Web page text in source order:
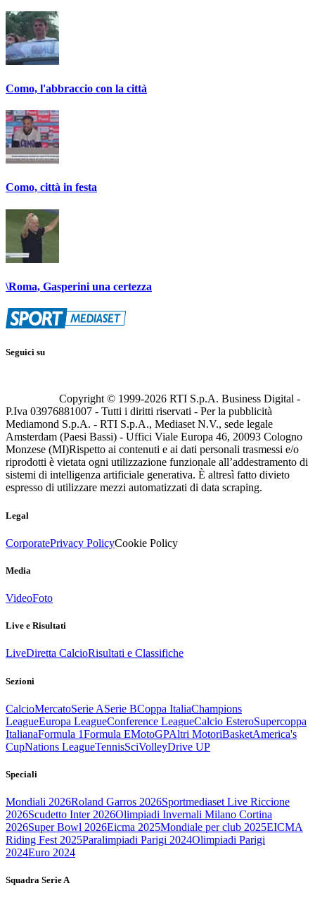
Como, l'abbraccio con la città
Como, città in festa
\Roma, Gasperini una certezza
Seguici su
Copyright © 1999-2026 RTI S.p.A. Business Digital -
P.Iva 03976881007 - Tutti i diritti riservati - Per la pubblicità
Mediamond S.p.A. - RTI S.p.A., Mediaset N.V., sede legale
Amsterdam (Paesi Bassi) - Uffici Viale Europa 46, 20093 Cologno
Monzese (MI)Rispetto ai contenuti e ai dati personali trasmessi e/o
riprodotti è vietata ogni utilizzazione funzionale all’addestramento di
sistemi di intelligenza artificiale generativa. È altresì fatto divieto
espresso di utilizzare mezzi automatizzati di data scraping.
Legal
CorporatePrivacy PolicyCookie Policy
Media
VideoFoto
Live e Risultati
LiveDiretta CalcioRisultati e Classifiche
Sezioni
CalcioMercatoSerie ASerie BCoppa ItaliaChampions
LeagueEuropa LeagueConference LeagueCalcio EsteroSupercoppa
ItalianaFormula 1Formula EMotoGPAltri MotoriBasketAmerica's
CupNations LeagueTennisSciVolleyDrive UP
Speciali
Mondiali 2026Roland Garros 2026Sportmediaset Live Riccione
2026Scudetto Inter 2026Olimpiadi Invernali Milano Cortina
2026Super Bowl 2026Eicma 2025Mondiale per club 2025EICMA
Riding Fest 2025Paralimpiadi Parigi 2024Olimpiadi Parigi
2024Euro 2024
Squadra Serie A